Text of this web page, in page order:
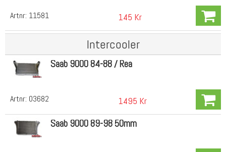
Artnr: 11581 145 Kr
Intercooler
Artnr: 03682
Saab 9000 84-88 / Rea
1495 Kr
Saab 9000 89-98 50mm